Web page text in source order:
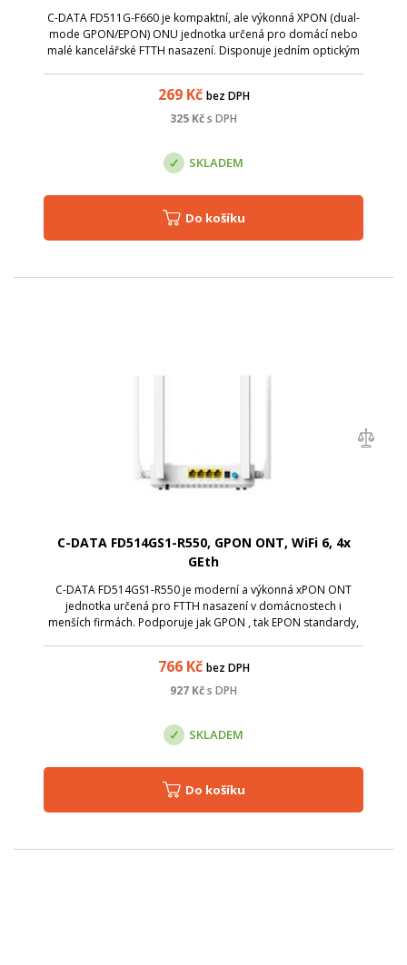
C-DATA FD511G-F660 je kompaktní, ale výkonná XPON (dual-
mode GPON/EPON) ONU jednotka určená pro domácí nebo
malé kancelářské FTTH nasazení. Disponuje jedním optickým
269Kč bez DPH
325 Kčs DPH
SKLADEM
Do košíku
C-DATA FD514GS1-R550, GPON ONT, WiFi 6, 4x
GEth
C-DATA FD514GS1-R550 je moderní a výkonná xPON ONT
jednotka určená pro FTTH nasazení v domácnostech i
menších firmách. Podporuje jak GPON , tak EPON standardy,
766Kč bez DPH
927 Kčs DPH
SKLADEM
Do košíku